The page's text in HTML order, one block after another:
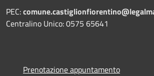
PEC:
Centralino Unico: 0575 65641
Prenotazione appuntamento